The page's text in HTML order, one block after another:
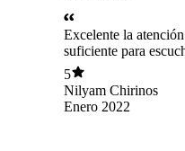
Excelente la
suficiente para
gustó no sentirme
contrario, motivada
mis hábitos.
5
Nilyam Chirinos
Enero 2022